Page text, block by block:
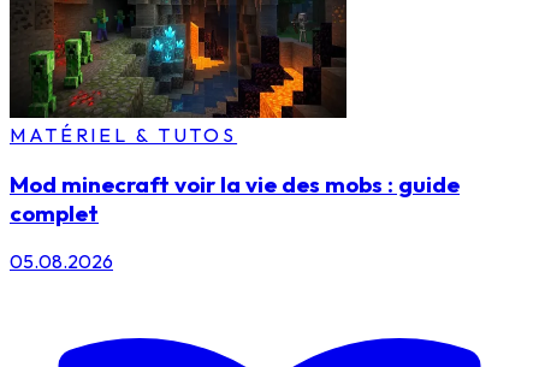
MATÉRIEL & TUTOS
Mod minecraft voir la vie des mobs : guide
complet
05.08.2026